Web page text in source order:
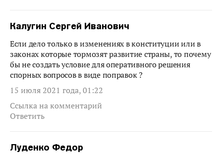
Калугин Сергей Иванович
Если дело только в изменениях в конституции или в
законах которые тормозят развитие страны, то почему
бы не создать условие для оперативного решения
спорных вопросов в виде поправок ?
15 июля 2021 года, 01:22
Ссылка на комментарий
Ответить
Луденко Федор